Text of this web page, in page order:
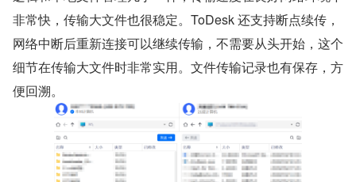
非常快，传输大文件也很稳定。ToDesk 还支持断点续传，
网络中断后重新连接可以继续传输，不需要从头开始，这个
细节在传输大文件时非常实用。文件传输记录也有保存，方
便回溯。